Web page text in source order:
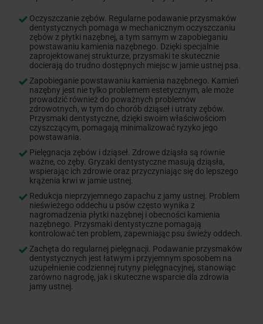
Oczyszczanie zębów. Regularne podawanie przysmaków
dentystycznych pomaga w mechanicznym oczyszczaniu
zębów z płytki nazębnej, a tym samym w zapobieganiu
powstawaniu kamienia nazębnego. Dzięki specjalnie
zaprojektowanej strukturze, przysmaki te skutecznie
docierają do trudno dostępnych miejsc w jamie ustnej psa.
Zapobieganie powstawaniu kamienia nazębnego. Kamień
nazębny jest nie tylko problemem estetycznym, ale może
prowadzić również do poważnych problemów
zdrowotnych, w tym do chorób dziąseł i utraty zębów.
Przysmaki dentystyczne, dzięki swoim właściwościom
czyszczącym, pomagają minimalizować ryzyko jego
powstawania.
Pielęgnacja zębów i dziąseł. Zdrowe dziąsła są równie
ważne, co zęby. Gryzaki dentystyczne masują dziąsła,
wspierając ich zdrowie oraz przyczyniając się do lepszego
krążenia krwi w jamie ustnej.
Redukcja nieprzyjemnego zapachu z jamy ustnej. Problem
nieświeżego oddechu u psów często wynika z
nagromadzenia płytki nazębnej i obecności kamienia
nazębnego. Przysmaki dentystyczne pomagają
kontrolować ten problem, zapewniając psu świeży oddech.
Zachęta do regularnej pielęgnacji. Podawanie przysmaków
dentystycznych jest łatwym i przyjemnym sposobem na
uzupełnienie codziennej rutyny pielęgnacyjnej, stanowiąc
zarówno nagrodę, jak i skuteczne wsparcie dla zdrowia
jamy ustnej.